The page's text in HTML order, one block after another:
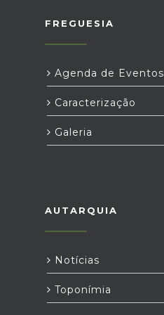
FREGUESIA
Agenda de Eventos
Caracterização
Galeria
AUTARQUIA
Notícias
Toponímia